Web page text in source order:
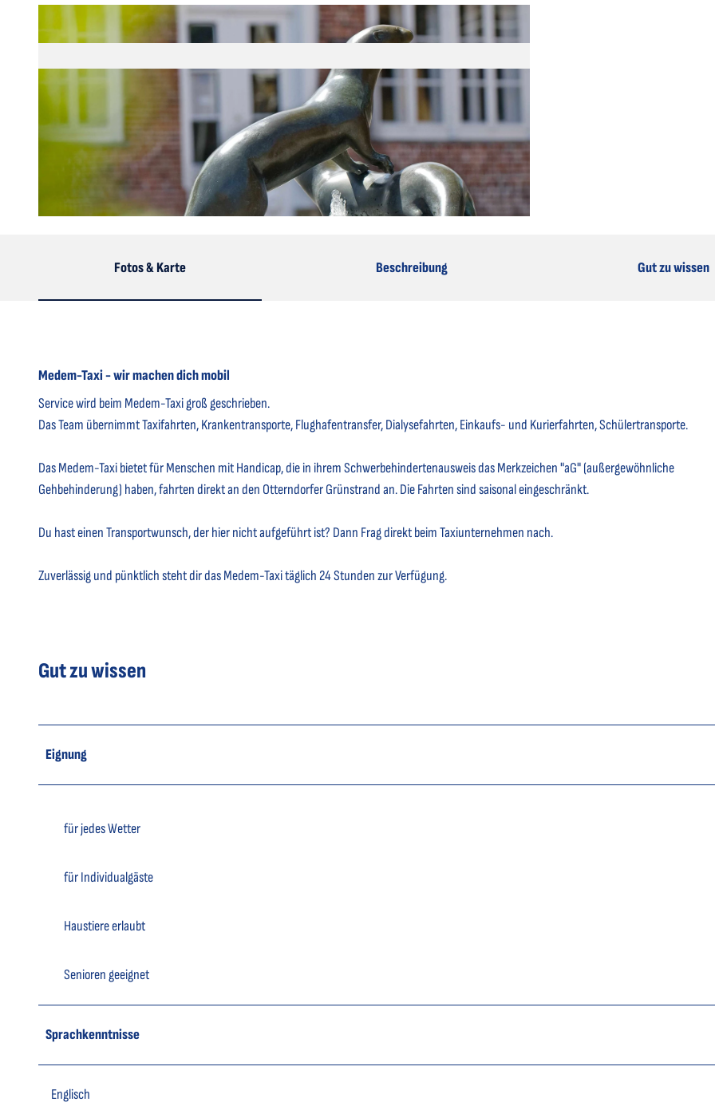
Fotos & Karte Beschreibung Gut zu wissen
Medem-Taxi - wir machen dich mobil
Service wird beim Medem-Taxi groß geschrieben.
Das Team übernimmt Taxifahrten, Krankentransporte, Flughafentransfer, Dialysefahrten, Einkaufs- und Kurierfahrten, Schülertransporte.
Das Medem-Taxi bietet für Menschen mit Handicap, die in ihrem Schwerbehindertenausweis das Merkzeichen "aG" (außergewöhnliche
Gehbehinderung) haben, fahrten direkt an den Otterndorfer Grünstrand an. Die Fahrten sind saisonal eingeschränkt.
Du hast einen Transportwunsch, der hier nicht aufgeführt ist? Dann Frag direkt beim Taxiunternehmen nach.
Zuverlässig und pünktlich steht dir das Medem-Taxi täglich 24 Stunden zur Verfügung.
Gut zu wissen
Eignung
für jedes Wetter
für Individualgäste
Haustiere erlaubt
Senioren geeignet
Sprachkenntnisse
Englisch